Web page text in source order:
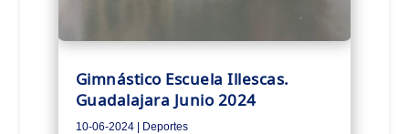
Gimnástico Escuela Illescas.
Guadalajara Junio 2024
10-06-2024| Deportes